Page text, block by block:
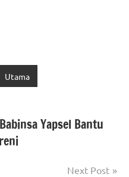
Utama
Yapsel Bantu
Next Post